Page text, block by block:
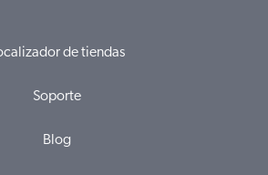
de tiendas
Soporte
Blog